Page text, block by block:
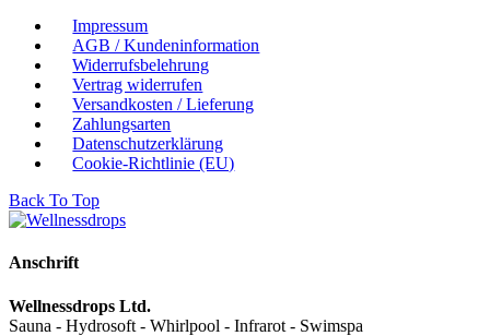
Impressum
AGB / Kundeninformation
Widerrufsbelehrung
Vertrag widerrufen
Versandkosten / Lieferung
Zahlungsarten
Datenschutzerklärung
Cookie-Richtlinie (EU)
Back To Top
Anschrift
Wellnessdrops Ltd.
Sauna - Hydrosoft - Whirlpool - Infrarot - Swimspa